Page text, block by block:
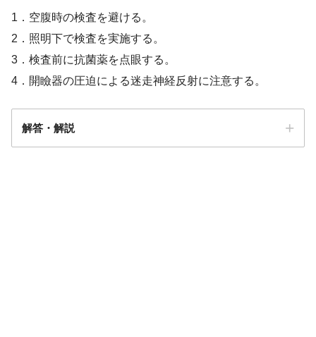
1．空腹時の検査を避ける。
2．照明下で検査を実施する。
3．検査前に抗菌薬を点眼する。
4．開瞼器の圧迫による迷走神経反射に注意する。
解答・解説